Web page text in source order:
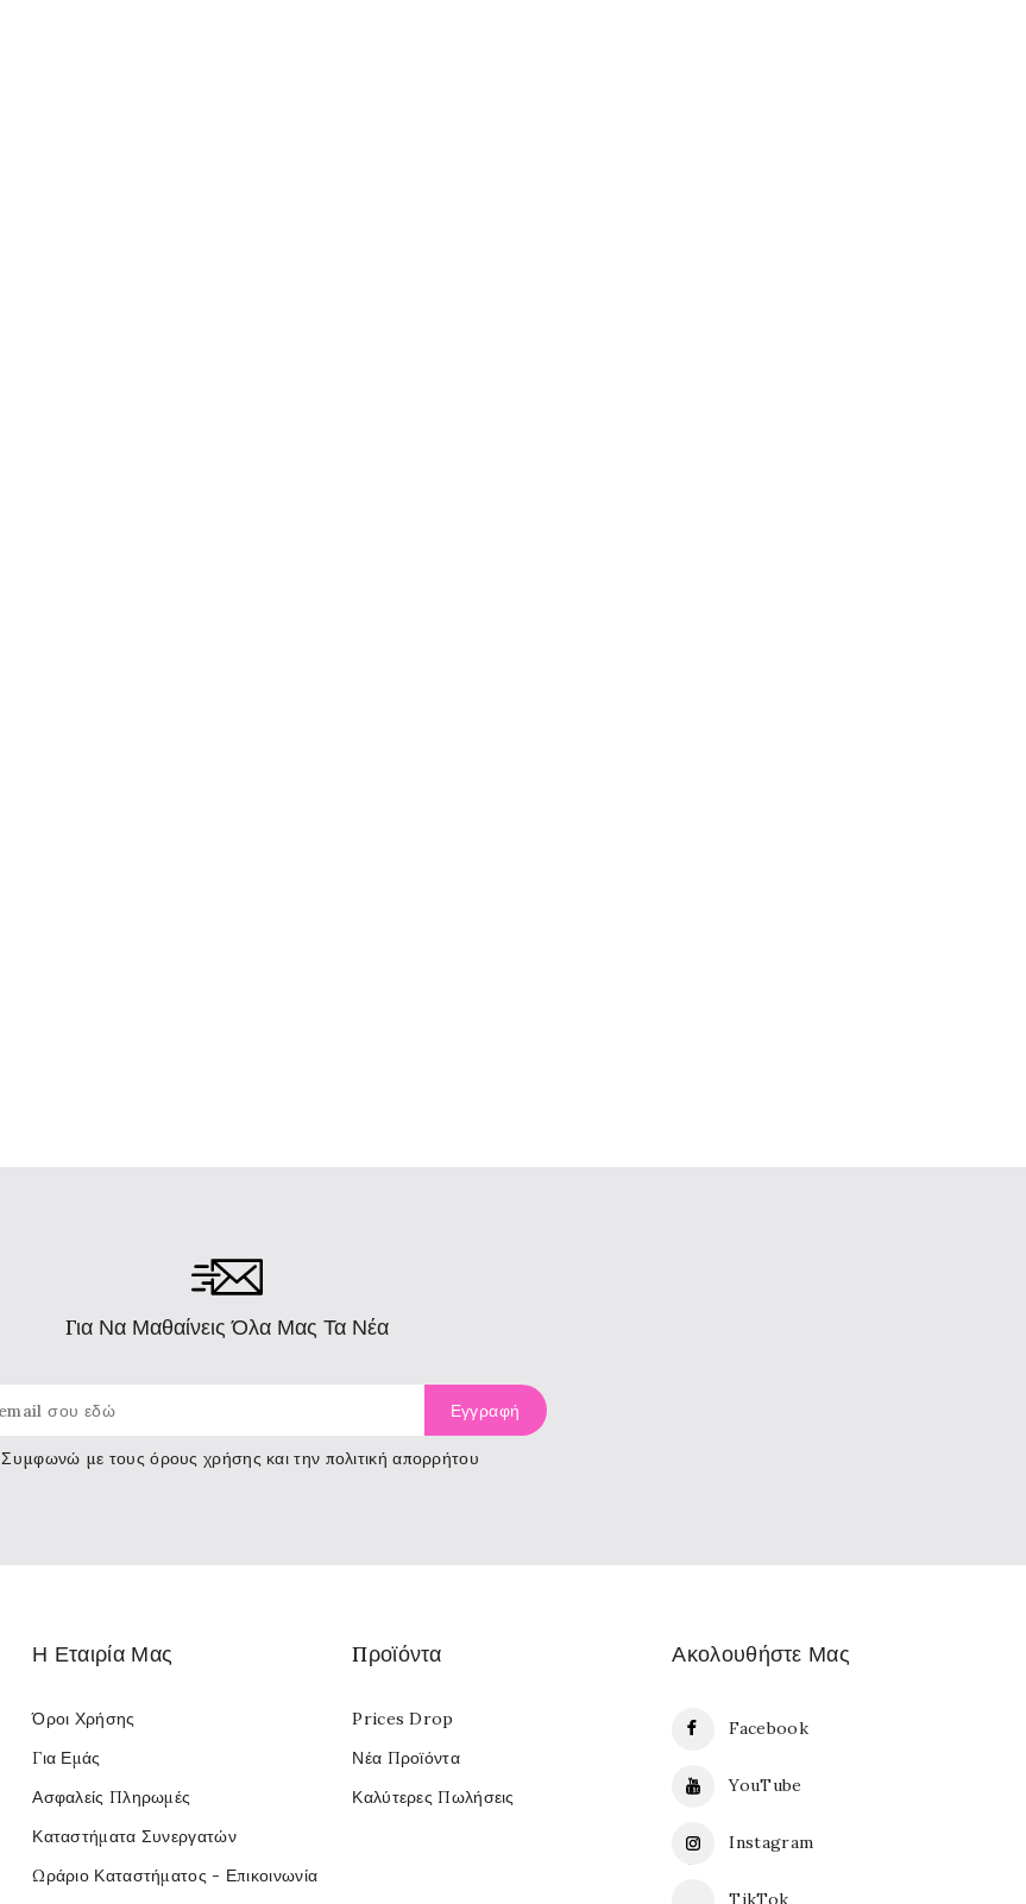
Για Να Μαθαίνεις Όλα Μας Τα Νέα
Συμφωνώ με τουςόρους χρήσης και την πολιτική απορρήτου
Ακολουθήστε Μας
Facebook
YouTube
Instagram
TikTok
Προϊόντα
Prices Drop
Νέα Προϊόντα
Καλύτερες Πωλήσεις
Η Εταιρία Μας
Όροι Χρήσης
Για Εμάς
Ασφαλείς Πληρωμές
Καταστήματα Συνεργατών
Ωράριο Καταστήματος - Επικοινωνία